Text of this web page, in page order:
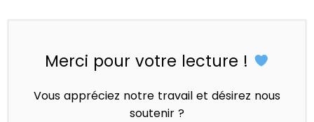
Merci pour votre lecture !
Vous appréciez notre travail et désirez nous
soutenir ?